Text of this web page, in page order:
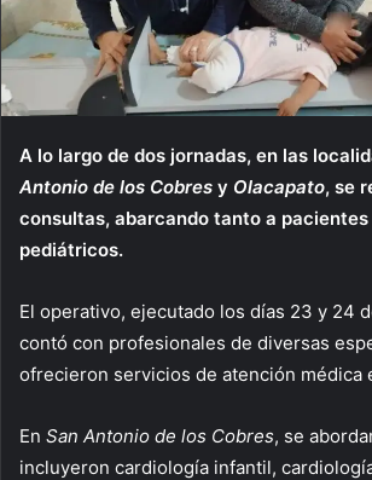
A lo largo de dos jornadas, en las
Antonio de los Cobres y Olacapato, se
consultas, abarcando tanto a
pediátricos.
El operativo, ejecutado los días 23 y 24
contó con profesionales de diversas
ofrecieron servicios de atención médica
En San Antonio de los Cobres, se
incluyeron cardiología infantil,